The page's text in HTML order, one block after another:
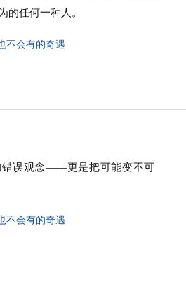
的任何一种人。
不会有的奇遇
错误观念——更是把可能变不可
不会有的奇遇